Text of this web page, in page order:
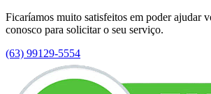
Ficaríamos muito satisfeitos em poder ajudar
conosco para solicitar o seu serviço.
(63) 99129-5554